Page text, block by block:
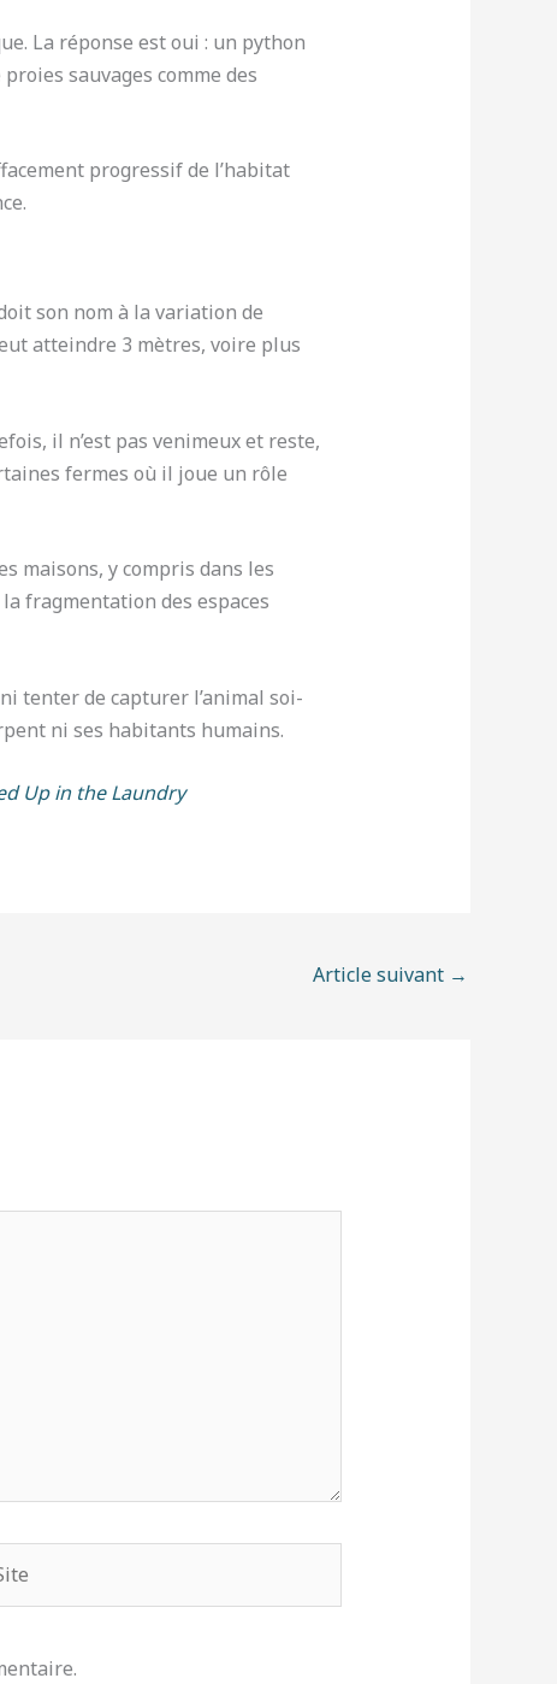
La réponse est oui : un python
sauvages comme des
progressif de l’habitat
son nom à la variation de
atteindre 3 mètres, voire plus
il n’est pas venimeux et reste,
fermes où il joue un rôle
maisons, y compris dans les
fragmentation des espaces
tenter de capturer l’animal soi-
ni ses habitants humains.
Up in the Laundry
Article suivant →